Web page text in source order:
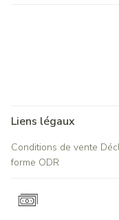
Liens légaux
Conditions de vente
forme ODR